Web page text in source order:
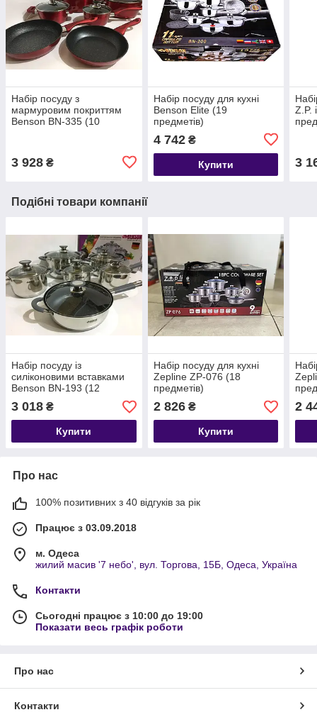
Набір посуду з
мармуровим покриттям
Benson BN-335 (10
3 928 ₴
Набір посуду для кухні
Benson Elite (19
предметів)
4 742₴
Купити
Z.P.
3
Подібні товари компанії
Набір посуду із
силіконовими вставками
Benson BN-193 (12
предметів)
3 018 ₴
Купити
Набір посуду для кухні
Zepline ZP-076 (18
предметів)
2 826₴
Купити
2
Про нас
100% позитивних з 40 відгуків за рік
Працює з 03.09.2018
м. Одеса
жилий масив '7 небо', вул. Торгова, 15Б, Одеса, Україна
Контакти
Сьогодні працює з 10:00 до 19:00
Показати весь графік роботи
Про нас
Контакти